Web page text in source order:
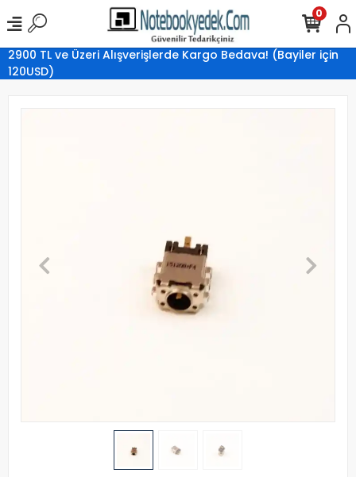
2900 TL ve Üzeri Alışverişlerde Kargo Bedava! (Bayiler için
120USD)
0